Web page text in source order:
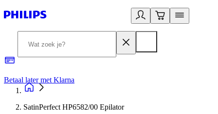
Betaal later met Klarna
SatinPerfect HP6582/00 Epilator